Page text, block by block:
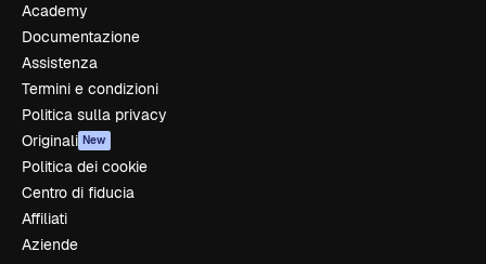
Academy
Documentazione
Assistenza
Termini e condizioni
Politica sulla privacy
Originali New
Politica dei cookie
Centro di fiducia
Affiliati
Aziende